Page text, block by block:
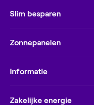
Slim besparen
Zonnepanelen
Informatie
Zakelijke energie